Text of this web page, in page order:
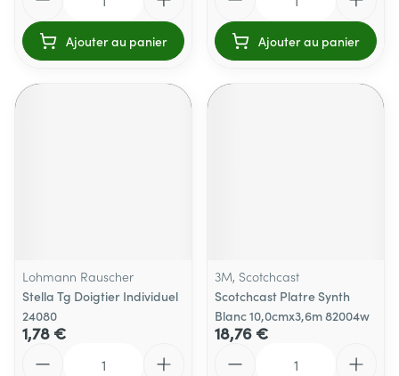
Ajouter au panier Ajouter au panier
Lohmann Rauscher
Stella Tg Doigtier Individuel
24080
1,78 €
3M, Scotchcast
Scotchcast Platre Synth
Blanc 10,0cmx3,6m 82004w
18,76 €